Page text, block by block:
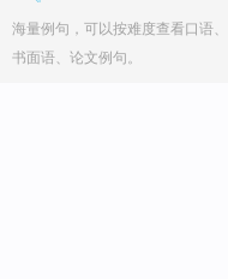
海量例句，可以按难度查看口语、
书面语、论文例句。